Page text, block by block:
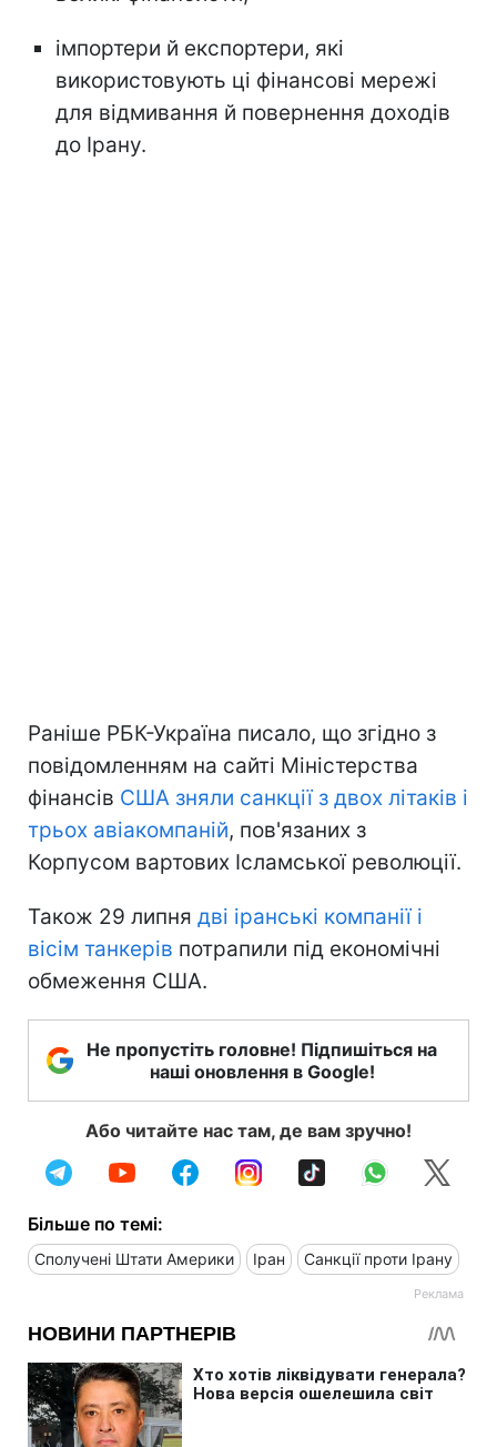
імпортери й експортери, які
використовують ці фінансові мережі
для відмивання й повернення доходів
до Ірану.
Раніше РБК-Україна писало, що згідно з
повідомленням на сайті Міністерства
фінансів США зняли санкції з двох літаків і
трьох авіакомпаній, пов'язаних з
Корпусом вартових Ісламської революції.
Також 29 липня дві іранські компанії і
вісім танкерів потрапили під економічні
обмеження США.
Не пропустіть головне! Підпишіться на
наші оновлення в Google!
Або читайте нас там, де вам зручно!
Більше по темі:
Сполучені Штати Америки Іран Санкції проти Ірану